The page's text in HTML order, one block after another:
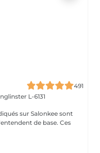
491
L-6131
sur Salonkee sont
de base. Ces